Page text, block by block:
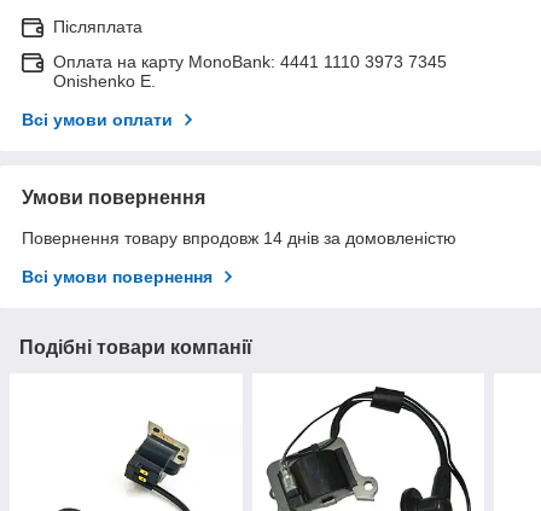
Післяплата
Оплата на карту MonoBank: 4441 1110 3973 7345
Onishenko E.
Всі умови оплати
Умови повернення
Повернення товару впродовж 14 днів за домовленістю
Всі умови повернення
Подібні товари компанії